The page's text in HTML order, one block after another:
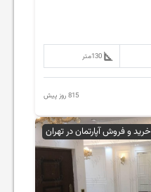
130متر
815 روز پیش
خرید و فروش آپارتمان در تهران